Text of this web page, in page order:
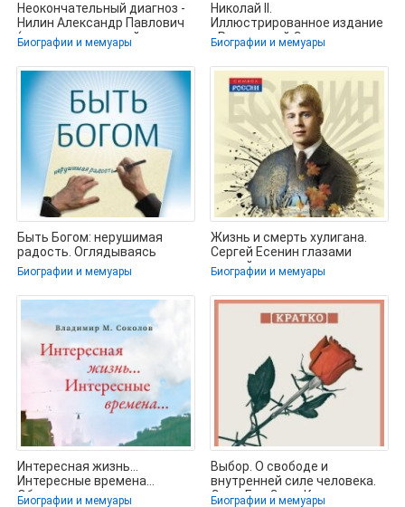
Неокончательный диагноз -
Нилин Александр Павлович
(читать книги онлайн
Биографии и мемуары
Николай II.
Иллюстрированное издание
- Радзинский Эдвард
(читаем книги онлайн
Биографии и мемуары
Быть Богом: нерушимая
радость. Оглядываясь
назад: два
автобиографических эссе -
Биографии и мемуары
Жизнь и смерть хулигана.
Сергей Есенин глазами
друзей и врагов -
Замостьянов
Биографии и мемуары
Интересная жизнь…
Интересные времена…
Общественно-
Биографии и мемуары
Выбор. О свободе и
внутренней силе человека.
Эдит Ева Эгер. Кратко -
Биографии и мемуары